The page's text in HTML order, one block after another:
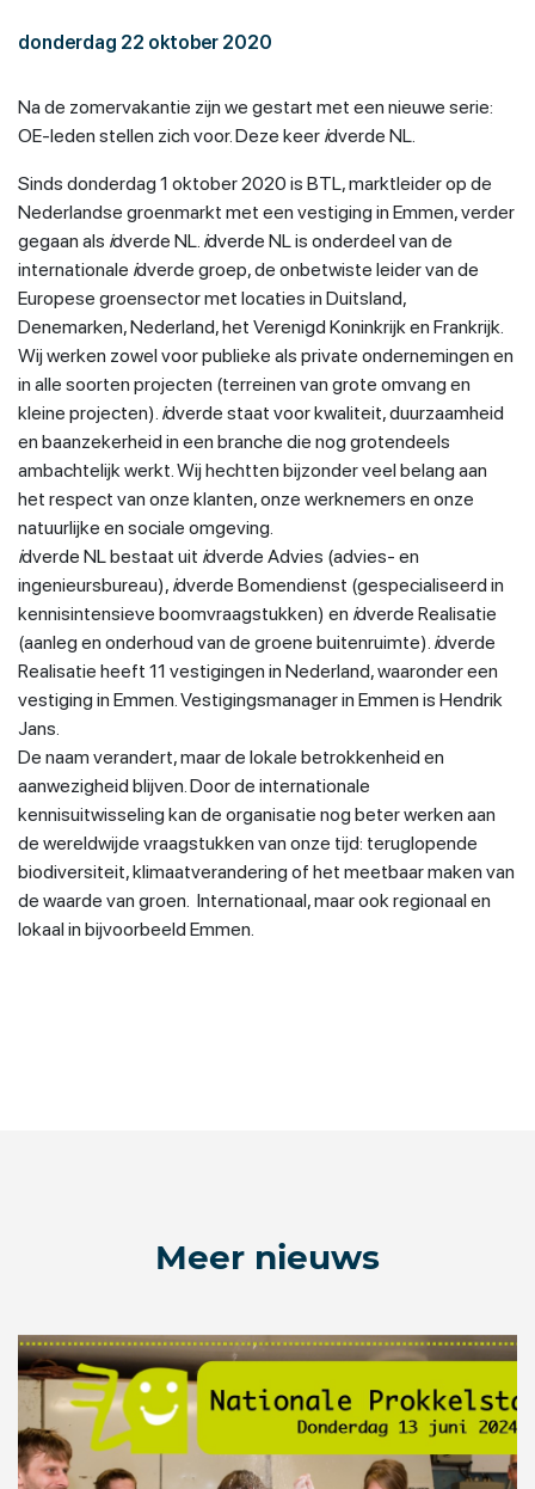
donderdag 22 oktober 2020
Na de zomervakantie zijn we gestart met een nieuwe serie:
OE-leden stellen zich voor. Deze keer idverde NL.
Sinds donderdag 1 oktober 2020 is BTL, marktleider op de
Nederlandse groenmarkt met een vestiging in Emmen, verder
gegaan als idverde NL. idverde NL is onderdeel van de
internationale idverde groep, de onbetwiste leider van de
Europese groensector met locaties in Duitsland,
Denemarken, Nederland, het Verenigd Koninkrijk en Frankrijk.
Wij werken zowel voor publieke als private ondernemingen en
in alle soorten projecten (terreinen van grote omvang en
kleine projecten). idverde staat voor kwaliteit, duurzaamheid
en baanzekerheid in een branche die nog grotendeels
ambachtelijk werkt. Wij hechtten bijzonder veel belang aan
het respect van onze klanten, onze werknemers en onze
natuurlijke en sociale omgeving.
idverde NL bestaat uit idverde Advies (advies- en
ingenieursbureau), idverde Bomendienst (gespecialiseerd in
kennisintensieve boomvraagstukken) en idverde Realisatie
(aanleg en onderhoud van de groene buitenruimte). idverde
Realisatie heeft 11 vestigingen in Nederland, waaronder een
vestiging in Emmen. Vestigingsmanager in Emmen is Hendrik
Jans.
De naam verandert, maar de lokale betrokkenheid en
aanwezigheid blijven. Door de internationale
kennisuitwisseling kan de organisatie nog beter werken aan
de wereldwijde vraagstukken van onze tijd: teruglopende
biodiversiteit, klimaatverandering of het meetbaar maken van
de waarde van groen. Internationaal, maar ook regionaal en
lokaal in bijvoorbeeld Emmen.
Meer nieuws